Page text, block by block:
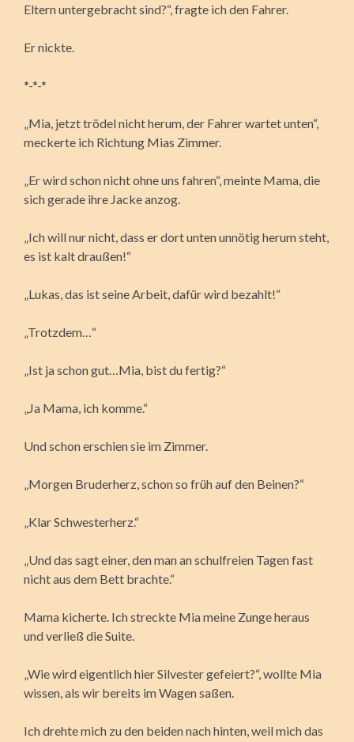
Eltern untergebracht sind?“, fragte ich den Fahrer.
Er nickte.
*-*-*
„Mia, jetzt trödel nicht herum, der Fahrer wartet unten“,
meckerte ich Richtung Mias Zimmer.
„Er wird schon nicht ohne uns fahren“, meinte Mama, die
sich gerade ihre Jacke anzog.
„Ich will nur nicht, dass er dort unten unnötig herum steht,
es ist kalt draußen!“
„Lukas, das ist seine Arbeit, dafür wird bezahlt!“
„Trotzdem…“
„Ist ja schon gut…Mia, bist du fertig?“
„Ja Mama, ich komme.“
Und schon erschien sie im Zimmer.
„Morgen Bruderherz, schon so früh auf den Beinen?“
„Klar Schwesterherz.“
„Und das sagt einer, den man an schulfreien Tagen fast
nicht aus dem Bett brachte.“
Mama kicherte. Ich streckte Mia meine Zunge heraus
und verließ die Suite.
„Wie wird eigentlich hier Silvester gefeiert?“, wollte Mia
wissen, als wir bereits im Wagen saßen.
Ich drehte mich zu den beiden nach hinten, weil mich das